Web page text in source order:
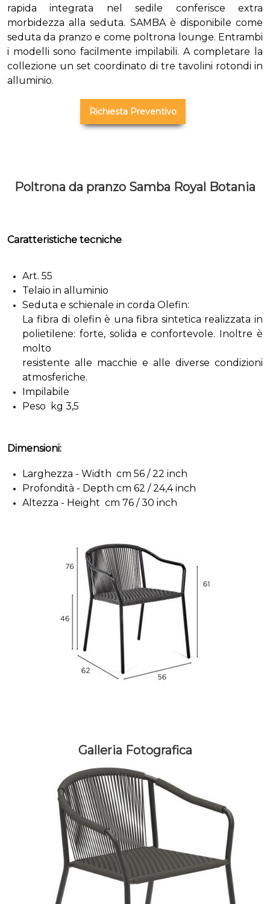
rapida integrata nel sedile conferisce extra
morbidezza alla seduta. SAMBA è disponibile come
seduta da pranzo e come poltrona lounge. Entrambi
i modelli sono facilmente impilabili. A completare la
collezione un set coordinato di tre tavolini rotondi in
alluminio.
Richiesta Preventivo
Poltrona da pranzo Samba Royal Botania
Caratteristiche tecniche
Art. 55
Telaio in alluminio
Seduta e schienale in corda Olefin:
La fibra di olefin è una fibra sintetica realizzata in
polietilene: forte, solida e confortevole. Inoltre è
molto
resistente alle macchie e alle diverse condizioni
atmosferiche.
Impilabile
Peso kg 3,5
Dimensioni:
Larghezza - Width cm 56 / 22 inch
Profondità - Depth cm 62 / 24,4 inch
Altezza - Height cm 76 / 30 inch
Galleria Fotografica